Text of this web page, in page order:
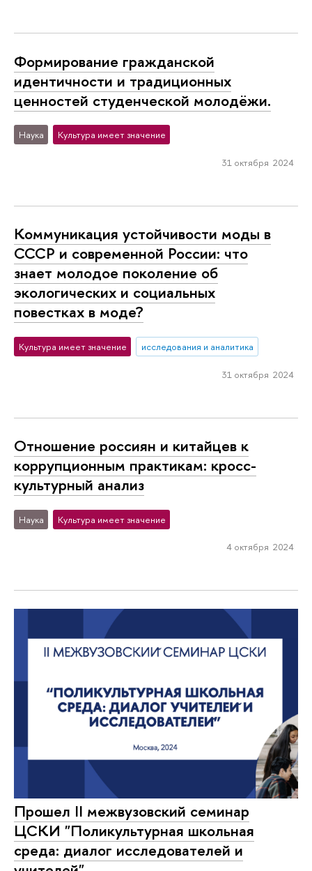
Формирование гражданской
идентичности и традиционных
ценностей студенческой молодёжи.
Наука Культура имеет значение
31 октября 2024
Коммуникация устойчивости моды в
СССР и современной России: что
знает молодое поколение об
экологических и социальных
повестках в моде?
Культура имеет значение исследования и аналитика
31 октября 2024
Отношение россиян и китайцев к
коррупционным практикам: кросс-
культурный анализ
Наука Культура имеет значение
4 октября 2024
Прошел II межвузовский семинар
ЦСКИ "Поликультурная школьная
среда: диалог исследователей и